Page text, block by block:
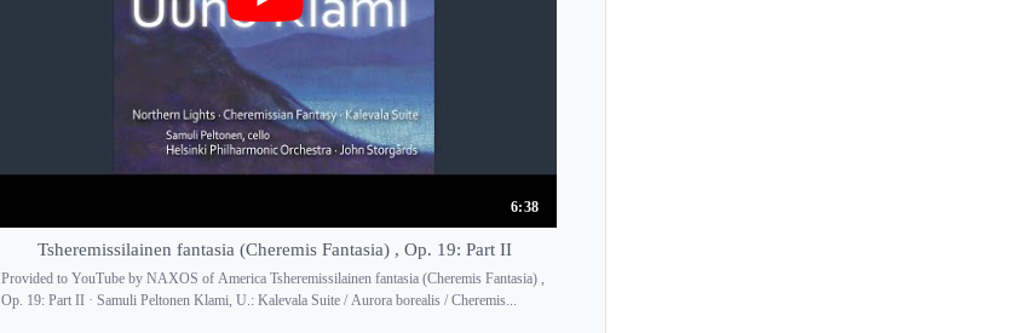
6:38
Tsheremissilainen fantasia (Cheremis Fantasia) , Op. 19: Part II
Provided to YouTube by NAXOS of America Tsheremissilainen fantasia (Cheremis Fantasia) ,
Op. 19: Part II · Samuli Peltonen Klami, U.: Kalevala Suite / Aurora borealis / Cheremis...